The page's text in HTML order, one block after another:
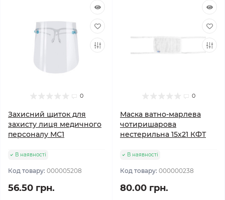
0
Захисний щиток для
захисту лиця медичного
персоналу МС1
В наявності
Код товару: 000005208
56.50 грн.
0
Маска ватно-марлева
чотиришарова
нестерильна 15х21 КФТ
В наявності
Код товару: 000000238
80.00 грн.